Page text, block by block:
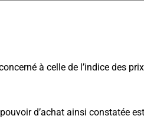
à celle de l’indice des
d’achat ainsi constatée est